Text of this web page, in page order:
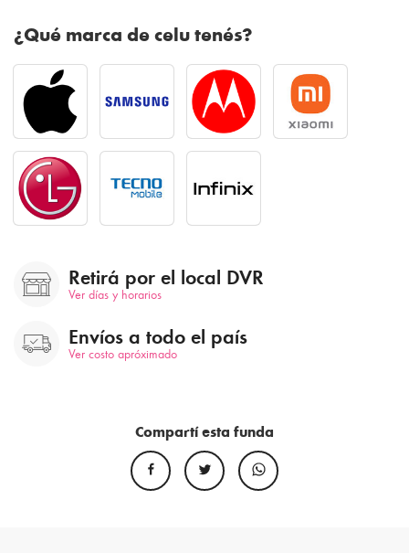
¿Qué marca de celu tenés?
Retirá por el local DVR
Ver días y horarios
Envíos a todo el país
Ver costo apróximado
Compartí esta funda